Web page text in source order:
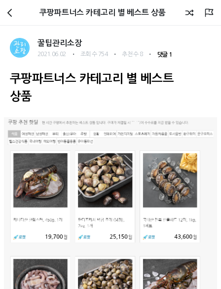
관리소장 블로그
쿠팡파트너스 카테고리 별 베스트 상품
꿀팁관리소장
2021.06.02 ・ 조회 수 754 ・ 추천 수 8 ・ 댓글 1
쿠팡파트너스 카테고리 별 베스트
상품